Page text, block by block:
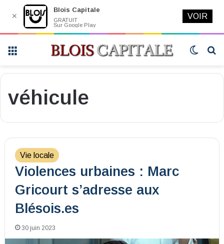
Switch
véhicule
Vie locale
Violences urbaines : Marc
Gricourt s’adresse aux
Blésois.es
30 juin 2023
✕
Blois Capitale
GRATUIT
Sur Google Play
VOIR